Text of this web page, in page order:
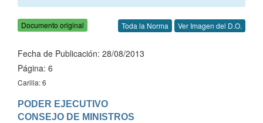
Documento original Toda la Norma Ver Imagen del D.O.
Fecha de Publicación: 28/08/2013
Página: 6
Carilla: 6
PODER EJECUTIVO